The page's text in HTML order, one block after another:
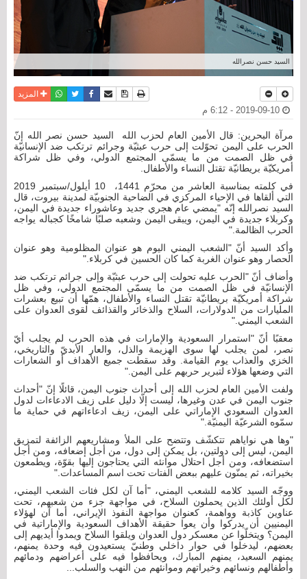
السيد حسن نصرالله
نسخة للطباعة
حفظ الموضوع
أرسل الى صديق
فيسبوكتويترواتسابالمزيد
مرآة البحرين: قال الأمين العام لحزب الله السيد حسن نصر الله إنّ
الحرب على اليمن تحوّلت إلى حرب عبثيّة وجرائم ترتكب ضد الإنسانيّة
في ظل الصمت من ما يسمّى المجتمع الدولي، وفي ظل شراكة
أمريكيّة بريطانيّة تقتل النساء والأطفال.
في كلمته بمناسبة العاشر من محرّم 1441، 10 أيلول/سبتمبر 2019
التي ألقاها في الإحياء المركزي في الضاحية الجنوبيّة لمدينة بيروت، قال
السيد نصرالله إنّه "يمضي عام هجري جديد وعاشوراء جديدة في اليمن،
وكربلاء جديدة في اليمن، ويبقى اليمن وشعبه صلبًا شامخًا كجباله يواجه
الحرب الظالمة."
وأكد السيد أنّ "الشعب اليمني اليوم هو عنوان المظلومية وهو عنوان
الحصار وهو عنوان الغربة كما كان الحسين في كربلاء."
وأضاف أنّ "الحرب عليه تحولت إلى حرب عبثيّة وإلى جرائم ترتكب ضد
الإنسانيّة في ظل الصمت من ما يسمّى المجتمع الدولي، وفي ظل
شراكة أمريكيّة بريطانيّة تقتل النساء والأطفال، همّها أن تبيع بعشرات
المليارات من الدولارات، السلاح والذخائر والقذائف لقوى العدوان على
الشعب اليمني."
معقبًا أنّ "استمرار السعودية والإمارات في هذه الحرب لم يجلب أيّ
نصر، لمن يجلب لها سوى الهزيمة والذل، والعار الأبديّ والتاريخي،
الخزي والعذاب يوم القيامة. وقد سقطت جميع الأهداف أو الشعارات
التي وضعها هؤلاء لتبرير حربهم على اليمن."
ولفت الأمين العام لحزب الله إلى أحداث جنوب اليمن، قائلًا إنّ "أحداث
جنوب اليمن في عدن وغيرها، ليست إلّا دليل على زيف الادعاءات لدول
العدوان السعودي الإماراتي على اليمن، زيف ادعاءاتهم في حماية ما
سمّوه الشرعيّة اليمنيّة."
"وها هي نواياهم تتكشّف وتتضح على الملأ ومشاريعهم الزائفة لتمزيق
اليمن، ليس إلى دولتين، بل يمكن إلى دول، من أجل إضعافه، ومن أجل
استضعافه، ومن أجل احتلال موانئه التي يحتاجون إليها بقوّة، ويطمعون
بخيراته، ثم يمنّون عليهم ببعض الفتات تحت اسم المساعدات."
ووجّه السيد كلامه للشعب اليمني، "أما آن لكل فئات الشعب اليمني،
لكل أولئك الذين يحملون السلاح، في مواجهة جزء من شعبهم، تحت
عناوين كاذبة وواهمة، كعنوان مواجهة النفوذ الإيراني، أما آن لهؤلاء
اليمنيين أن يدركوا وأن يعوا حقيقة الأهداف السعودية والإماراتية في
اليمن؟ ويتخلّوا عن معسكر دول العدوان ويلقوا السلاح ويمدوا أيديهم إلى
بعضهم، ليدخلوا في حوار داخلي وطنيّ يستعيدون فيه وحدة يمنهم،
يمنهم السعيد، يمنهم المبارك، ويحافظوا فيه على أعراضهم ودمائهم
وأطفالهم ونسائهم وخيراتهم وموانئهم من النهب والسلب...